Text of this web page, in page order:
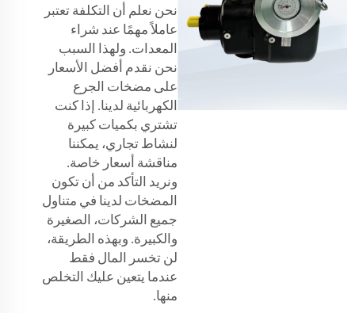
نحن نعلم أن التكلفة تعتبر
عاملاً مهمًا عند شراء
المعدات. ولهذا السبب
نحن نقدم أفضل الأسعار
على مضخات الجرع
الكهربائية لدينا. إذا كنت
تشتري بكميات كبيرة
لنشاط تجاري، يمكننا
مناقشة أسعار خاصة.
ونريد التأكد من أن تكون
المضخات لدينا في متناول
جميع الشركات، الصغيرة
والكبيرة. وبهذه الطريقة،
لن تخسر المال فقط
عندما يتعين عليك التخلص
منها.